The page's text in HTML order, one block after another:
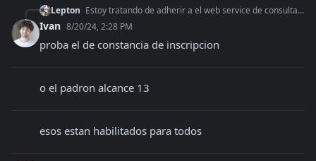
Lepton Estoy tratando de adherir a el web service de consulta de cuit
Ivan 8/20/24, 2:28 PM
proba el de constancia de inscripcion
o el padron alcance 13
esos estan habilitados para todos